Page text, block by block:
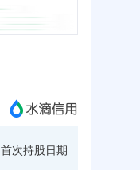
首次持股日期